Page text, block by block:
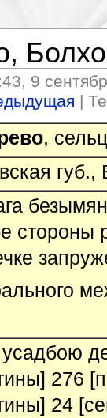
9
|
,
губ.,
стороны
276
24